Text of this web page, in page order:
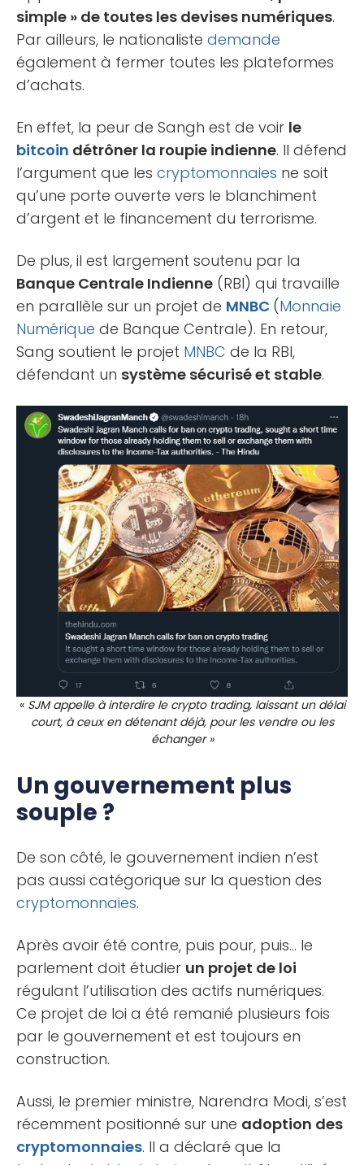
simple » de toutes les devises numériques.
Par ailleurs, le nationaliste demande
également à fermer toutes les plateformes
d’achats.
En effet, la peur de Sangh est de voir le
bitcoin détrôner la roupie indienne. Il défend
l’argument que les cryptomonnaies ne soit
qu’une porte ouverte vers le blanchiment
d’argent et le financement du terrorisme.
De plus, il est largement soutenu par la
Banque Centrale Indienne (RBI) qui travaille
en parallèle sur un projet de MNBC (Monnaie
Numérique de Banque Centrale). En retour,
Sang soutient le projet MNBC de la RBI,
défendant un système sécurisé et stable.
« SJM appelle à interdire le crypto trading, laissant un délai
court, à ceux en détenant déjà, pour les vendre ou les
échanger »
Un gouvernement plus
souple ?
De son côté, le gouvernement indien n’est
pas aussi catégorique sur la question des
cryptomonnaies.
Après avoir été contre, puis pour, puis… le
parlement doit étudier un projet de loi
régulant l’utilisation des actifs numériques.
Ce projet de loi a été remanié plusieurs fois
par le gouvernement et est toujours en
construction.
Aussi, le premier ministre, Narendra Modi, s’est
récemment positionné sur une adoption des
cryptomonnaies. Il a déclaré que la